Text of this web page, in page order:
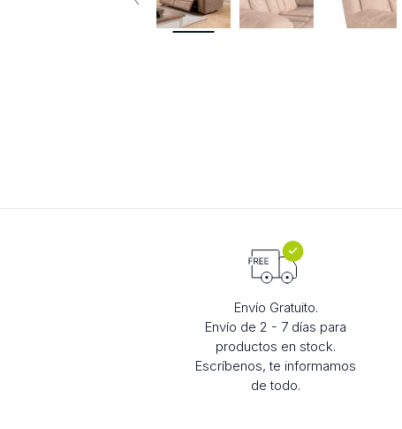
Envío Gratuito.
Envío de 2 - 7 días para
productos en stock.
Escríbenos, te informamos
de todo.